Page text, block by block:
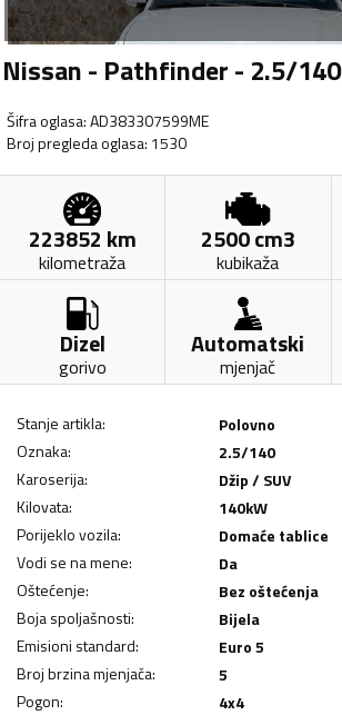
Nissan - Pathfinder - 2.5/140
Šifra oglasa:AD383307599ME
Broj pregleda oglasa: 1530
223852 km
kilometraža
2500cm3
kubikaža
Dizel
gorivo
Automatski
mjenjač
Stanje artikla:
Polovno
Oznaka:
2.5/140
Karoserija:
Džip / SUV
Kilovata: 140kW
Porijeklo vozila:
Domaće tablice
Vodi se na mene:
Da
Oštećenje:
Bez oštećenja
Boja spoljašnosti:
Bijela
Emisioni standard:
Euro 5
Broj brzina mjenjača:
5
Pogon:
4x4